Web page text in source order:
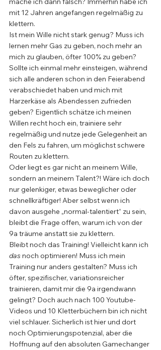
mit 12 Jahren angefangen regelmäßig zu
klettern.
Ist mein Wille nicht stark genug? Muss ich
lernen mehr Gas zu geben, noch mehr an
mich zu glauben, öfter 100% zu geben?
Sollte ich einmal mehr einsteigen, während
sich alle anderen schon in den Feierabend
verabschiedet haben und mich mit
Harzerkäse als Abendessen zufrieden
geben? Eigentlich schätze ich meinen
Willen recht hoch ein, trainiere sehr
regelmäßig und nutze jede Gelegenheit an
den Fels zu fahren, um möglichst schwere
Routen zu klettern.
Oder liegt es gar nicht an meinem Wille,
sondern an meinem Talent?! Wäre ich doch
nur gelenkiger, etwas beweglicher oder
schnellkräftiger! Aber selbst wenn ich
davon ausgehe „normal-talentiert“ zu sein,
bleibt die Frage offen, warum ich von der
9a träume anstatt sie zu klettern.
Bleibt noch das Training! Vielleicht kann ich
das noch optimieren! Muss ich mein
Training nur anders gestalten? Muss ich
öfter, spezifischer, variationsreicher
trainieren, damit mir die 9a irgendwann
gelingt? Doch auch nach 100 Youtube-
Videos und 10 Kletterbüchern bin ich nicht
viel schlauer. Sicherlich ist hier und dort
noch Optimierungspotenzial, aber die
Hoffnung auf den absoluten Gamechanger